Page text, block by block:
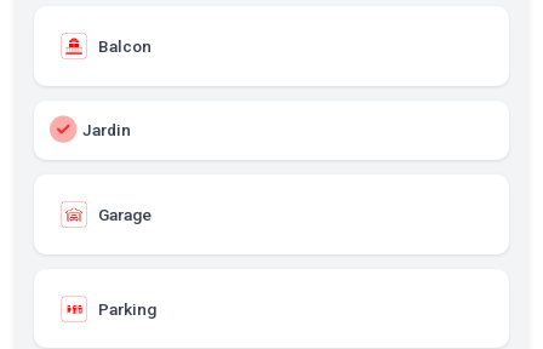
Balcon
Jardin
Garage
Parking